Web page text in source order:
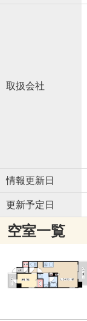
取扱会社
情報更新日
更新予定日
空室一覧